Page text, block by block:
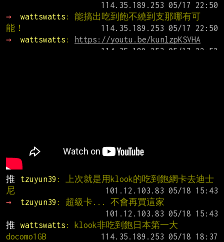
→
wattswatts : 能搞出吃到飽不繞到支那哪有可
能！
→
wattswatts :
https://youtu.be/kunlzpKSVHA
推 tzuyun39 : 上次就是用klook的吃到飽網卡去迪士
尼
→
tzuyun39 : 超級卡... 不會再買這家
推
wattswatts : klook非吃到飽日本第一大
docomo1GB